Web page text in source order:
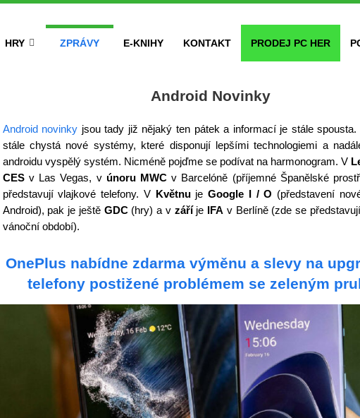
HRY ZPRÁVY E-KNIHY KONTAKT PRODEJ PC HER
Android Novinky
Android novinky jsou tady již nějaký ten pátek a informací je stále spousta.
stále chystá nové systémy, které disponují lepšími technologiemi a
androidu vyspělý systém. Nicméně pojďme se podívat na harmonogram. V
CESv Las Vegas, v únoru MWCv Barcelóně (příjemné Španělské
představují vlajkové telefony. V Květnuje Google I / O (představení
Android), pak je ještě GDC(hry) a v záříje IFA v Berlíně (zde se
vánoční období).
OnePlus nabídne zdarma výměnu a slevy na
telefony postižené problémem se zeleným